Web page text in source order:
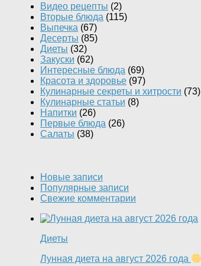
Видео рецепты (2)
Вторые блюда (115)
Выпечка (67)
Десерты (85)
Диеты (32)
Закуски (62)
Интересные блюда (69)
Красота и здоровье (97)
Кулинарные секреты и хитрости (73)
Кулинарные статьи (8)
Напитки (26)
Первые блюда (26)
Салаты (38)
Новые записи
Популярные записи
Свежие комментарии
Диеты
Лунная диета на август 2026 года